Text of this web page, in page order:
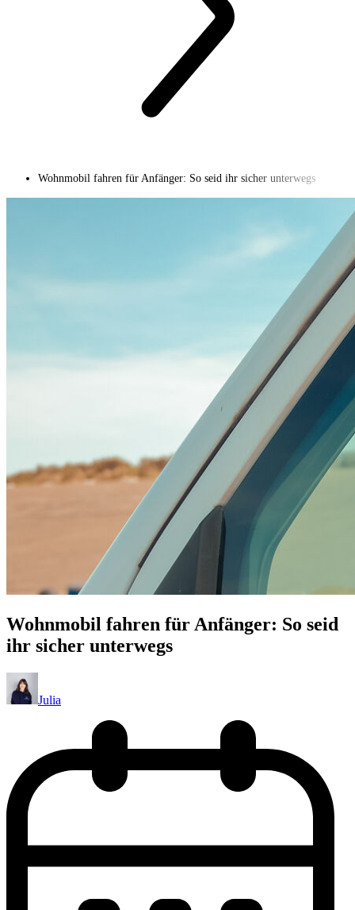
Wohnmobil fahren für Anfänger: So seid ihr sicher unterwegs
Wohnmobil fahren für Anfänger: So seid
ihr sicher unterwegs
Julia